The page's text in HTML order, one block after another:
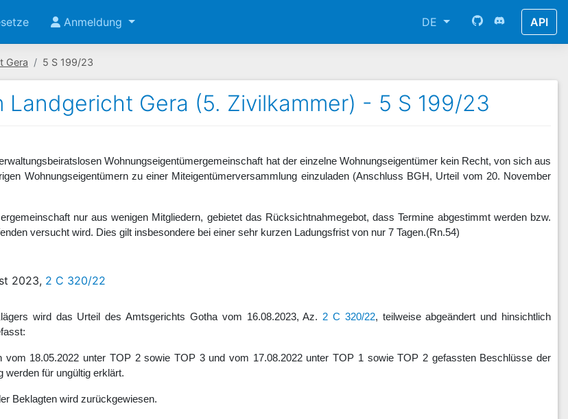
Anmeldung DE API
Gera 5 S 199/23
Landgericht Gera (5. Zivilkammer) - 5 S 199/23
Wohnungseigentümergemeinschaft hat der einzelne Wohnungseigentümer kein Recht, von sich aus
Wohnungseigentümern zu einer Miteigentümerversammlung einzuladen (Anschluss BGH, Urteil vom 20. November
nur aus wenigen Mitgliedern, gebietet das Rücksichtnahmegebot, dass Termine abgestimmt werden bzw.
versucht wird. Dies gilt insbesondere bei einer sehr kurzen Ladungsfrist von nur 7 Tagen.(Rn.54)
2023, 2 C 320/22
wird das Urteil des Amtsgerichts Gotha vom 16.08.2023, Az. 2 C 320/22, teilweise abgeändert und hinsichtlich
vom 18.05.2022 unter TOP 2 sowie TOP 3 und vom 17.08.2022 unter TOP 1 sowie TOP 2 gefassten Beschlüsse der
werden für ungültig erklärt.
Beklagten wird zurückgewiesen.